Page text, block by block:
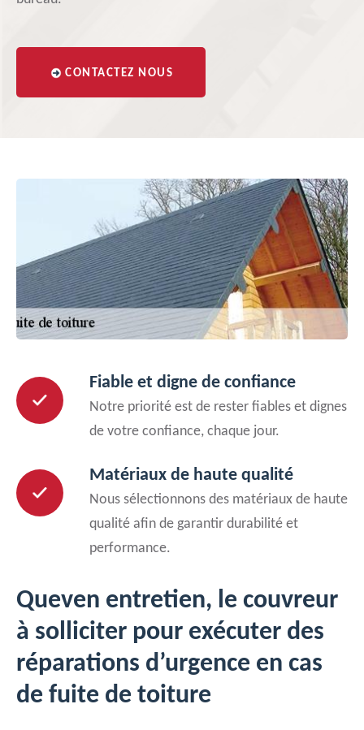
CONTACTEZ NOUS
Fiable et digne de confiance
Notre priorité est de rester fiables et dignes
de votre confiance, chaque jour.
Matériaux de haute qualité
Nous sélectionnons des matériaux de haute
qualité afin de garantir durabilité et
performance.
Queven entretien, le couvreur
à solliciter pour exécuter des
réparations d’urgence en cas
de fuite de toiture